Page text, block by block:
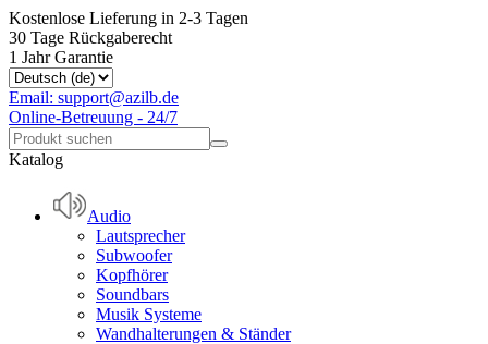
Kostenlose Lieferung in 2-3 Tagen
30 Tage Rückgaberecht
1 Jahr Garantie
Email: support@azilb.de
Online-Betreuung - 24/7
Katalog
Audio
Lautsprecher
Subwoofer
Kopfhörer
Soundbars
Musik Systeme
Wandhalterungen & Ständer